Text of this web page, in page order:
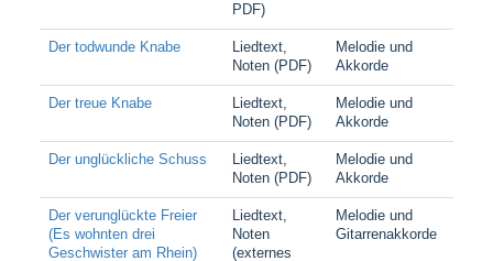
PDF)
Der todwunde Knabe
Liedtext,
Noten (PDF)
Melodie und
Akkorde
Der treue Knabe
Liedtext,
Noten (PDF)
Melodie und
Akkorde
Der unglückliche Schuss
Liedtext,
Noten (PDF)
Melodie und
Akkorde
Der verunglückte Freier
(Es wohnten drei
Geschwister am Rhein)
Liedtext,
Noten
(externes
Melodie und
Gitarrenakkorde